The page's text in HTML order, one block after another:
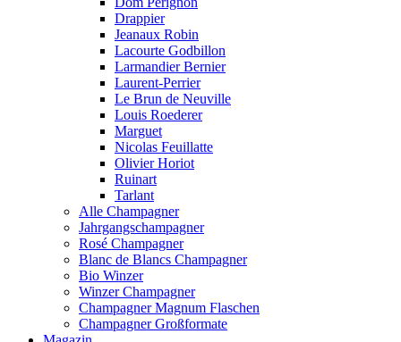
Drappier
Jeanaux Robin
Lacourte Godbillon
Larmandier Bernier
Laurent-Perrier
Le Brun de Neuville
Louis Roederer
Marguet
Nicolas Feuillatte
Olivier Horiot
Ruinart
Tarlant
Alle Champagner
Jahrgangschampagner
Rosé Champagner
Blanc de Blancs Champagner
Bio Winzer
Winzer Champagner
Champagner Magnum Flaschen
Champagner Großformate